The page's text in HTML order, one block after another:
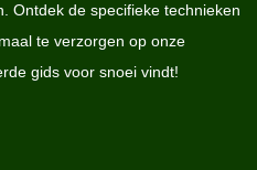
Ontdek de specifieke technieken
te verzorgen op onze
gids voor snoei vindt!